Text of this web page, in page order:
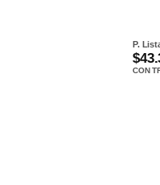
P.
CON